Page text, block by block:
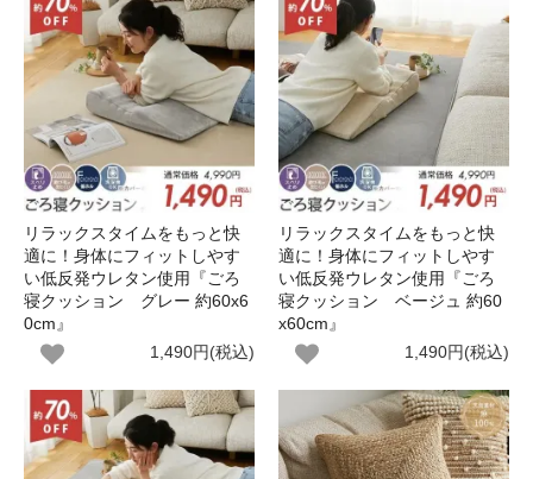
リラックスタイムをもっと快
適に！身体にフィットしやす
い低反発ウレタン使用『ごろ
寝クッション グレー 約60x6
0cm』
1,490円(税込)
リラックスタイムをもっと快
適に！身体にフィットしやす
い低反発ウレタン使用『ごろ
寝クッション ベージュ 約60
x60cm』
1,490円(税込)